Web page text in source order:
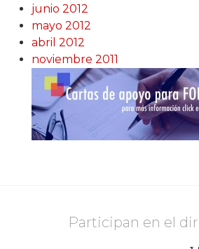
junio 2012
mayo 2012
abril 2012
noviembre 2011
Participan en el